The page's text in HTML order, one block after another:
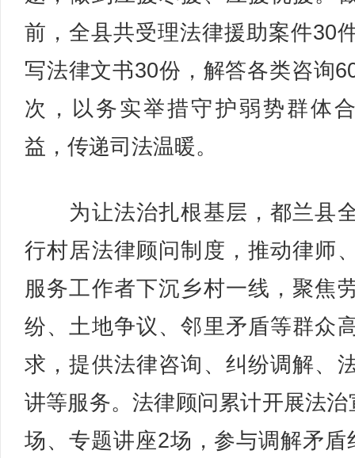
前，全县共受理法律援助案件30
写法律文书30份，解答各类咨询
次，以务实举措守护弱势群体
益，传递司法温暖。
为让法治扎根基层，都兰县
行村居法律顾问制度，推动律师
服务工作者下沉乡村一线，聚焦
纷、土地争议、邻里矛盾等群众
求，提供法律咨询、纠纷调解、
讲等服务。法律顾问累计开展法治
场、专题讲座2场，参与调解矛盾